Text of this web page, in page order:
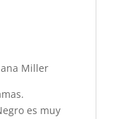
Miller
es muy